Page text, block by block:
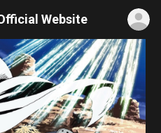
Website